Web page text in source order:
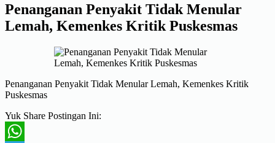
Penanganan Penyakit Tidak Menular
Lemah, Kemenkes Kritik Puskesmas
Penanganan Penyakit Tidak Menular Lemah, Kemenkes Kritik
Puskesmas
Yuk Share Postingan Ini: